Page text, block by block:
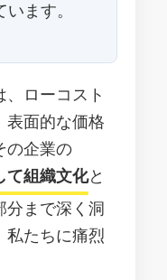
ます。
ローコスト
表面的な価格
の企業の
て組織文化と
分まで深く洞
私たちに痛烈